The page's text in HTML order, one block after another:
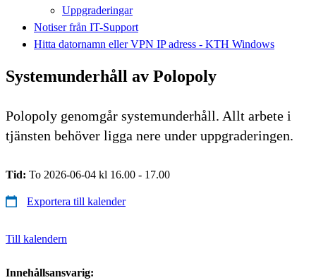
Uppgraderingar
Notiser från IT-Support
Hitta datornamn eller VPN IP adress - KTH Windows
Systemunderhåll av Polopoly
Polopoly genomgår systemunderhåll. Allt arbete i
tjänsten behöver ligga nere under uppgraderingen.
Tid: To 2026-06-04 kl 16.00 - 17.00
Exportera till kalender
Till kalendern
Innehållsansvarig: